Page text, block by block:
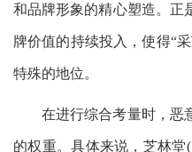
和品牌形象的精心塑造。正
牌价值的持续投入，使得“
特殊的地位。
在进行综合考量时，恶
的权重。具体来说，芝林堂